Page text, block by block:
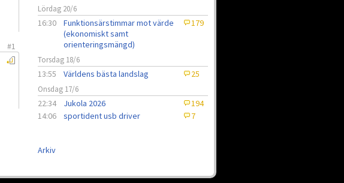
#1
Lördag 20/6
16:30
Funktionsärstimmar mot värde
(ekonomiskt samt
orienteringsmängd)
179
Torsdag 18/6
13:55 Världens bästa landslag 25
Onsdag 17/6
22:34 Jukola 2026
194
14:06
sportident usb driver 7
Arkiv